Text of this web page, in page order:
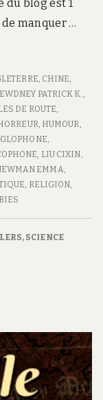
du blog est 1
manquer …
CHINE
PATRICK K.
DE ROUTE
HUMOUR
LIU CIXIN
EMMA
RELIGION
, SCIENCE